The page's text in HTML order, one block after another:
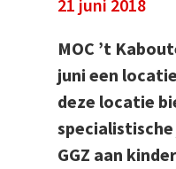
21 juni 2018
MOC ’t
juni een
deze locatie
GGZ aan